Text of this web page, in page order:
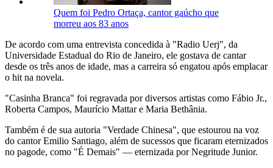
Quem foi Pedro Ortaça, cantor gaúcho que
morreu aos 83 anos
De acordo com uma entrevista concedida à "Radio Uerj", da
Universidade Estadual do Rio de Janeiro, ele gostava de cantar
desde os três anos de idade, mas a carreira só engatou após emplacar
o hit na novela.
"Casinha Branca" foi regravada por diversos artistas como Fábio Jr.,
Roberta Campos, Maurício Mattar e Maria Bethânia.
Também é de sua autoria "Verdade Chinesa", que estourou na voz
do cantor Emilio Santiago, além de sucessos que ficaram eternizados
no pagode, como "É Demais" — eternizada por Negritude Junior.